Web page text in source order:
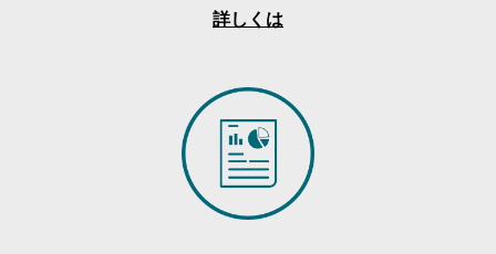
詳しくは